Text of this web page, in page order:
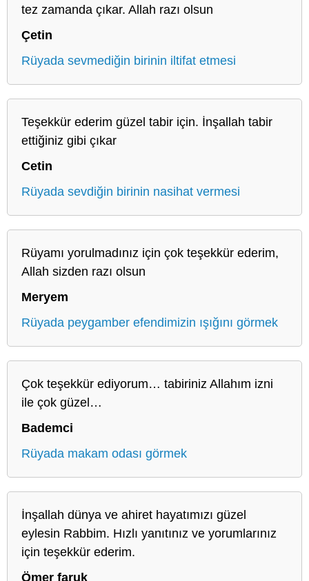
tez zamanda çıkar. Allah razı olsun
Çetin
Rüyada sevmediğin birinin iltifat etmesi
Teşekkür ederim güzel tabir için. İnşallah tabir
ettiğiniz gibi çıkar
Cetin
Rüyada sevdiğin birinin nasihat vermesi
Rüyamı yorulmadınız için çok teşekkür ederim,
Allah sizden razı olsun
Meryem
Rüyada peygamber efendimizin ışığını görmek
Çok teşekkür ediyorum… tabiriniz Allahım izni
ile çok güzel…
Bademci
Rüyada makam odası görmek
İnşallah dünya ve ahiret hayatımızı güzel
eylesin Rabbim. Hızlı yanıtınız ve yorumlarınız
için teşekkür ederim.
Ömer faruk